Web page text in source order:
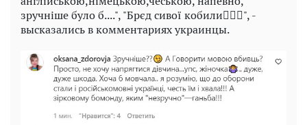
зручніше було б....", "Брєд сивої кобили🤦🏼‍♀️", -
высказались в комментариях украинцы.